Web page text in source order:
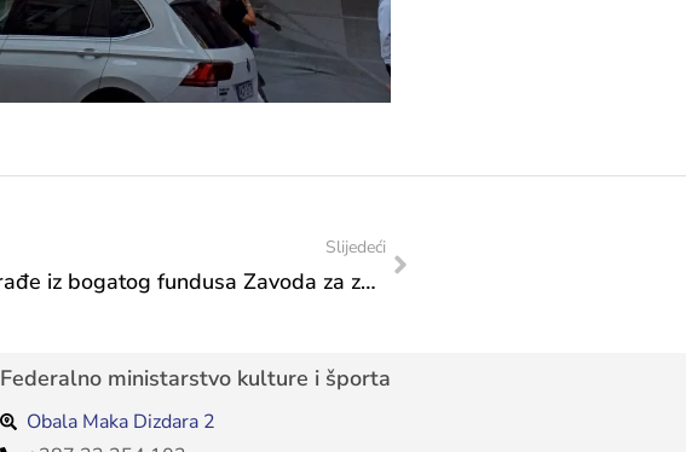
Slijedeći
Prvi Katalog knjižničke građe iz bogatog fundusa Zavoda za zaštitu spomenika po prvi put dostupan javnosti!
Federalno ministarstvo kulture i športa
Obala Maka Dizdara 2